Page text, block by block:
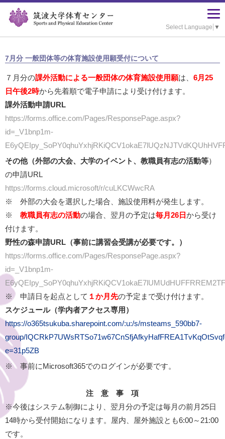
Select Language ▼
7月分 一般団体等の体育施設使用願受付について
７月分の課外活動による一般団体の体育施設使用願は、 6月 25
日午後2時から先着順で電子申請により受け付けます。
課外活動申請URL
https://forms.office.com/Pages/ResponsePage.aspx?
id=_V1bnp1m-
その他（外部の大会、大学のイベント、教職員有志の活動等）
の申請URL
https://forms.cloud.microsoft/r/cuLKCWwcRA
※ 外部の大会を選択した場合、施設使用料が発生します。
※ 教職員有志の活動の場合、翌月の予定は毎月26日から受け
付けます。
野性の森申請URL（事前に講習会受講が必要です。）
https://forms.office.com/Pages/ResponsePage.aspx?
id=_V1bnp1m-
※ 申請日を起点として １か月先の予定まで受け付けます。
スケジュール（学内者アクセス専用）
https://o365tsukuba.sharepoint.com/:u:/s/msteams_590bb7-
group/
e=31p5ZB
※ 事前にMicrosoft365でのログインが必要です。
注 意 事 項
※今後はシステム制御により、翌月分の予定は毎月の前月25日
14時から受付開始になります。屋内、屋外施設とも6:00～21:00
です。